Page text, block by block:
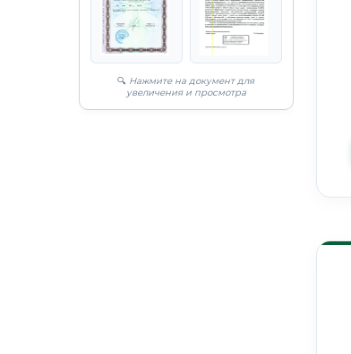
🔍 Нажмите на документ для
увеличения и просмотра